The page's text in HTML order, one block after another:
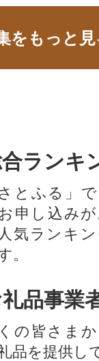
をもっと
ランキ
さとふる」
申し込み
人気ランキ
。
品事業
の皆さま
品を提供し